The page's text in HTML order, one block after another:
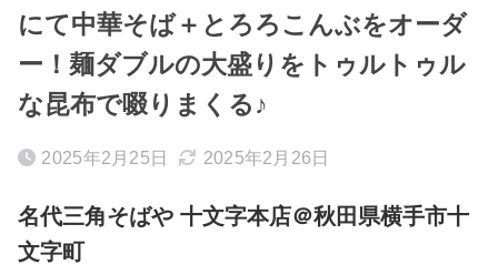
にて中華そば＋とろろこんぶをオーダ
ー！麺ダブルの大盛りをトゥルトゥル
な昆布で啜りまくる♪
2025年2月25日 2025年2月26日
名代三角そばや 十文字本店＠秋田県横手市十
文字町